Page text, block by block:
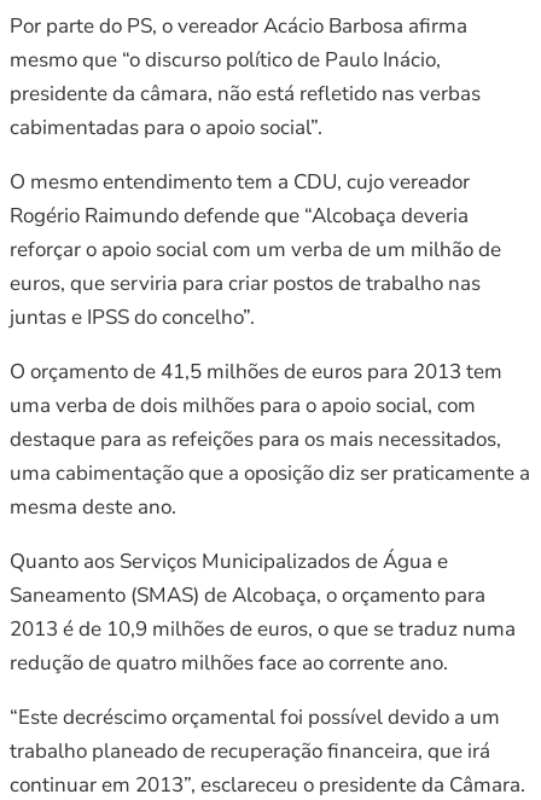
Por parte do PS, o vereador Acácio Barbosa afirma
mesmo que “o discurso político de Paulo Inácio,
presidente da câmara, não está refletido nas verbas
cabimentadas para o apoio social”.
O mesmo entendimento tem a CDU, cujo vereador
Rogério Raimundo defende que “Alcobaça deveria
reforçar o apoio social com um verba de um milhão de
euros, que serviria para criar postos de trabalho nas
juntas e IPSS do concelho”.
O orçamento de 41,5 milhões de euros para 2013 tem
uma verba de dois milhões para o apoio social, com
destaque para as refeições para os mais necessitados,
uma cabimentação que a oposição diz ser praticamente a
mesma deste ano.
Quanto aos Serviços Municipalizados de Água e
Saneamento (SMAS) de Alcobaça, o orçamento para
2013 é de 10,9 milhões de euros, o que se traduz numa
redução de quatro milhões face ao corrente ano.
“Este decréscimo orçamental foi possível devido a um
trabalho planeado de recuperação financeira, que irá
continuar em 2013”, esclareceu o presidente da Câmara.